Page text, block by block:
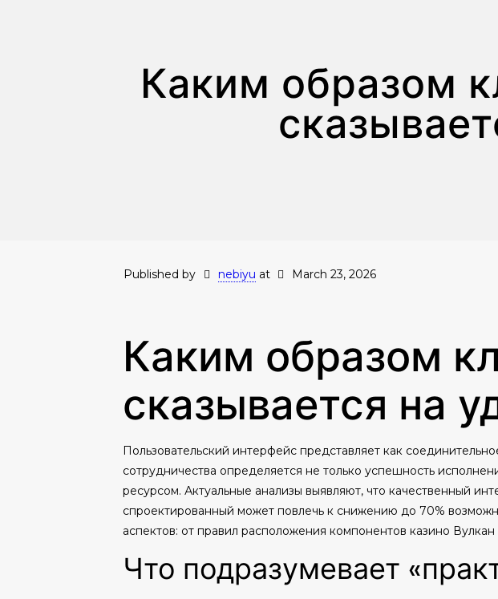
Каким образом
Published by nebiyu at March 23, 2026
Каким образом
сказывается на
Пользовательский интерфейс представляет как
сотрудничества определяется не только успешность
ресурсом. Актуальные анализы выявляют, что качественный
спроектированный может повлечь к снижению до 70%
аспектов: от правил расположения компонентов казино
Что подразумевает